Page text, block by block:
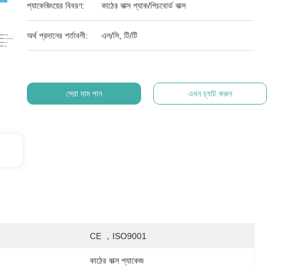
প্যাকেজিংয়ের বিবরণ: কাঠের বাক্স প্যাক/পিচবোর্ড বাক্স
অর্থ প্রদানের শর্তাবলী: এল/সি, টি/টি
সেরা দাম পান এখন চ্যাট করুন
CE ，ISO9001
কাঠের বাক্স প্যাকেজ